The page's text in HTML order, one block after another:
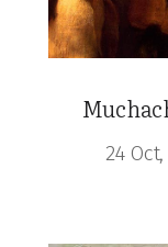
24 Oct,